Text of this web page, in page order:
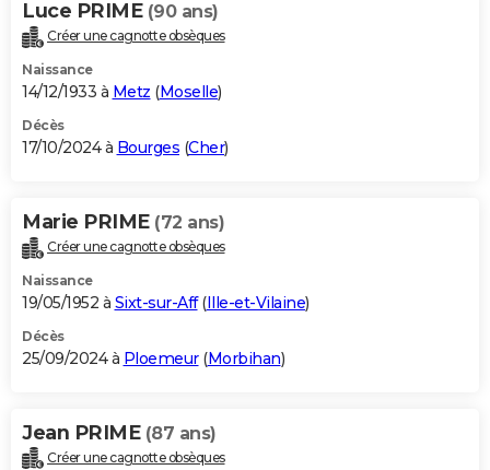
Luce PRIME (90 ans)
Créer une cagnotte obsèques
Naissance
14/12/1933 à Metz (Moselle)
Décès
17/10/2024 à Bourges (Cher)
Marie PRIME (72 ans)
Créer une cagnotte obsèques
Naissance
19/05/1952 à Sixt-sur-Aff(Ille-et-Vilaine)
Décès
25/09/2024 à Ploemeur(Morbihan)
Jean PRIME (87 ans)
Créer une cagnotte obsèques